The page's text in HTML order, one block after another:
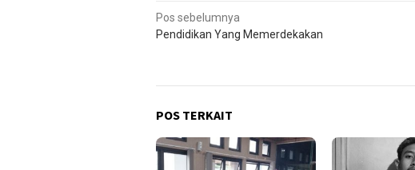
Navigasi
pos
Pos sebelumnya
Pendidikan Yang Memerdekakan
POS TERKAIT